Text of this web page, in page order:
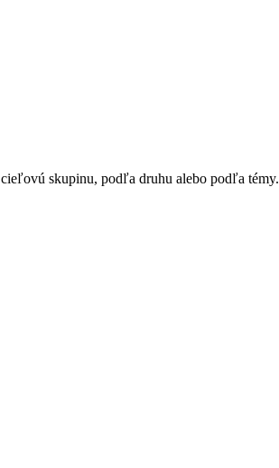
skupinu, podľa druhu alebo podľa témy.